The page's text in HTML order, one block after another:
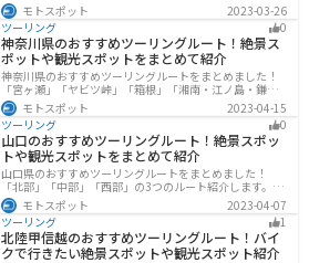
訪湖やビーナスラインのような全国でも有名なツーリン
グスポットが多数あります。バイクで長野県にツーリン
グに行く際は参考にしてください。
モトスポット
2023-03-26
ツーリング
0
神奈川県のおすすめツーリングルート！絶景ス
ポットや観光スポットをまとめて紹介
神奈川県のおすすめツーリングルートをまとめました！
「宮ヶ瀬」「ヤビツ峠」「箱根」「湘南・江ノ島・鎌
倉」「三浦」「みなとみらい」の6つのルート紹介しま
す。自然豊かなスポット、歴史ある観光名所、都市部で
楽しめるツーリングスポットまで多数あります。バイク
で神奈川県にツーリングに行く際は参考にしてくださ
い。
モトスポット
2023-04-15
ツーリング
0
山口のおすすめツーリングルート！絶景スポッ
トや観光スポットをまとめて紹介
山口県のおすすめツーリングルートをまとめました！
「北部」「中部」「西部」の3つのルート紹介します。美
しい海岸線や山々を楽しむことができます。バイクで山
口県にツーリングに行く際は参考にしてください。
モトスポット
2023-04-07
ツーリング
1
北陸甲信越のおすすめツーリングルート！バイ
クで行きたい絶景スポットや観光スポット紹介